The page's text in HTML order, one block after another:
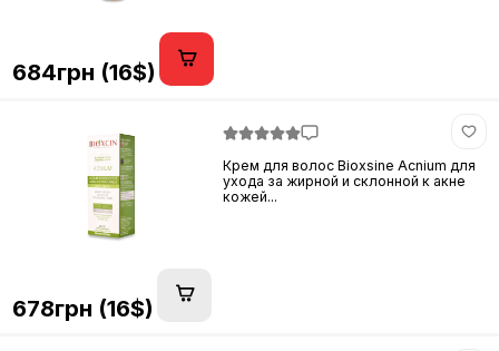
684грн (16$)
Крем для волос Bioxsine Acnium для
ухода за жирной и склонной к акне
кожей...
678грн (16$)